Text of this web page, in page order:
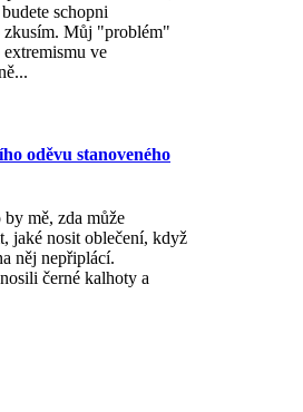
schopni
zkusím. Můj "problém"
ve
oděvu stanoveného
mě, zda může
jaké nosit oblečení, když
něj nepřiplácí.
černé kalhoty a